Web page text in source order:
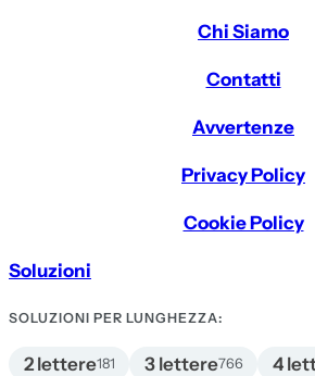
Chi Siamo
Contatti
Avvertenze
Privacy Policy
Cookie Policy
Soluzioni
SOLUZIONI PER LUNGHEZZA:
2 lettere181 3 lettere766 4